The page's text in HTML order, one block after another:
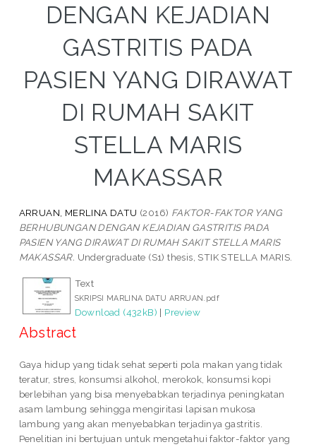
DENGAN KEJADIAN
GASTRITIS PADA
PASIEN YANG DIRAWAT
DI RUMAH SAKIT
STELLA MARIS
MAKASSAR
ARRUAN, MERLINA DATU (2016) FAKTOR-FAKTOR YANG
BERHUBUNGAN DENGAN KEJADIAN GASTRITIS PADA
PASIEN YANG DIRAWAT DI RUMAH SAKIT STELLA MARIS
MAKASSAR. Undergraduate (S1) thesis, STIK STELLA MARIS.
Text
SKRIPSI MARLINA DATU ARRUAN.pdf
Download (432kB) | Preview
Abstract
Gaya hidup yang tidak sehat seperti pola makan yang tidak
teratur, stres, konsumsi alkohol, merokok, konsumsi kopi
berlebihan yang bisa menyebabkan terjadinya peningkatan
asam lambung sehingga mengiritasi lapisan mukosa
lambung yang akan menyebabkan terjadinya gastritis.
Penelitian ini bertujuan untuk mengetahui faktor-faktor yang